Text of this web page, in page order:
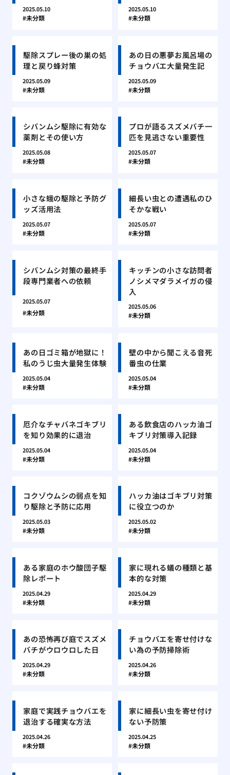
2025.05.10
未分類
2025.05.10
未分類
駆除スプレー後の巣の処
理と戻り蜂対策
2025.05.09
未分類
あの日の悪夢お風呂場の
チョウバエ大量発生記
2025.05.09
未分類
シバンムシ駆除に有効な
薬剤とその使い方
2025.05.08
未分類
プロが語るスズメバチ一
匹を見逃さない重要性
2025.05.07
未分類
小さな蛾の駆除と予防グ
ッズ活用法
2025.05.07
未分類
細長い虫との遭遇私のひ
そかな戦い
2025.05.07
未分類
シバンムシ対策の最終手
段専門業者への依頼
2025.05.07
未分類
キッチンの小さな訪問者
ノシメマダラメイガの侵
入
2025.05.06
未分類
あの日ゴミ箱が地獄に！
私のうじ虫大量発生体験
2025.05.04
未分類
壁の中から聞こえる音死
番虫の仕業
2025.05.04
未分類
厄介なチャバネゴキブリ
を知り効果的に退治
2025.05.04
未分類
ある飲食店のハッカ油ゴ
キブリ対策導入記録
2025.05.04
未分類
コクゾウムシの弱点を知
り駆除と予防に応用
2025.05.03
未分類
ハッカ油はゴキブリ対策
に役立つのか
2025.05.02
未分類
ある家庭のホウ酸団子駆
除レポート
2025.04.29
未分類
家に現れる蟻の種類と基
本的な対策
2025.04.29
未分類
あの恐怖再び庭でスズメ
バチがウロウロした日
2025.04.29
未分類
チョウバエを寄せ付けな
い為の予防掃除術
2025.04.26
未分類
家庭で実践チョウバエを
退治する確実な方法
2025.04.26
未分類
家に細長い虫を寄せ付け
ない予防策
2025.04.25
未分類